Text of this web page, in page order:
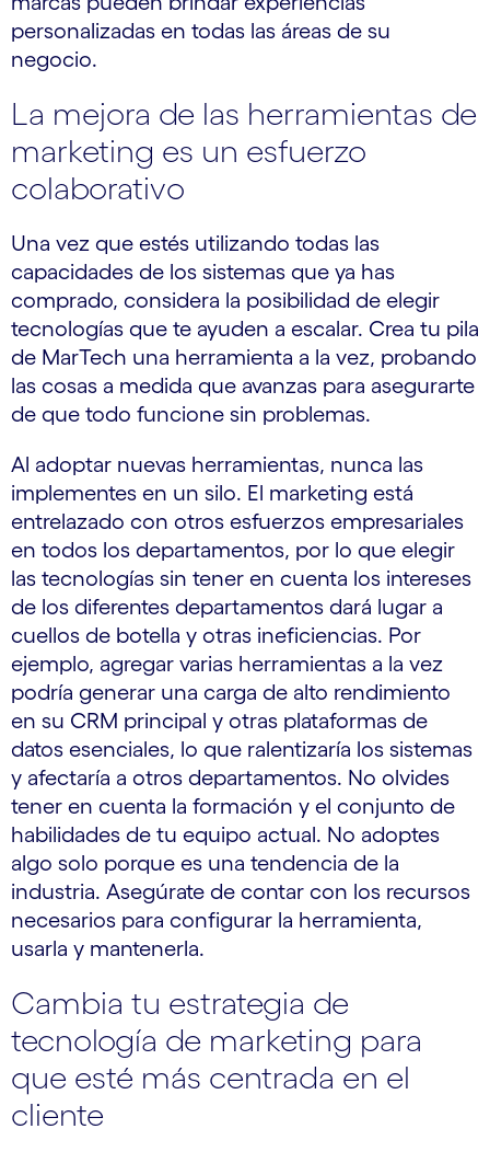
personalizadas en todas las áreas de su
negocio.
La mejora de las herramientas de
marketing es un esfuerzo
colaborativo
Una vez que estés utilizando todas las
capacidades de los sistemas que ya has
comprado, considera la posibilidad de elegir
tecnologías que te ayuden a escalar. Crea tu pila
de MarTech una herramienta a la vez, probando
las cosas a medida que avanzas para asegurarte
de que todo funcione sin problemas.
Al adoptar nuevas herramientas, nunca las
implementes en un silo. El marketing está
entrelazado con otros esfuerzos empresariales
en todos los departamentos, por lo que elegir
las tecnologías sin tener en cuenta los intereses
de los diferentes departamentos dará lugar a
cuellos de botella y otras ineficiencias. Por
ejemplo, agregar varias herramientas a la vez
podría generar una carga de alto rendimiento
en su CRM principal y otras plataformas de
datos esenciales, lo que ralentizaría los sistemas
y afectaría a otros departamentos. No olvides
tener en cuenta la formación y el conjunto de
habilidades de tu equipo actual. No adoptes
algo solo porque es una tendencia de la
industria. Asegúrate de contar con los recursos
necesarios para configurar la herramienta,
usarla y mantenerla.
Cambia tu estrategia de
tecnología de marketing para
que esté más centrada en el
cliente